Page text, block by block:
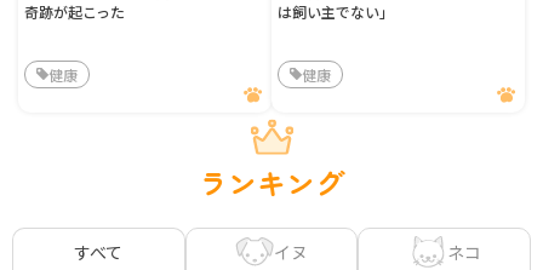
奇跡が起こった
健康
は飼い主でない」
健康
ランキング
すべて イヌ ネコ